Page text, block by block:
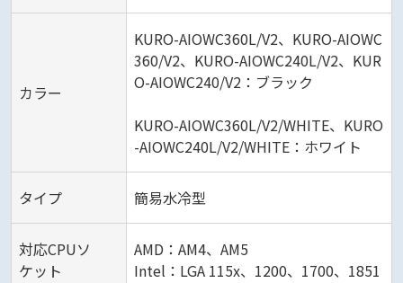
カラー
KURO-AIOWC360L/V2、KURO-AIOWC
360/V2、KURO-AIOWC240L/V2、KUR
O-AIOWC240/V2：ブラック
KURO-AIOWC360L/V2/WHITE、KURO
-AIOWC240L/V2/WHITE：ホワイト
タイプ 簡易水冷型
対応CPUソ
ケット
AMD：AM4、AM5
Intel：LGA 115x、1200、1700、1851